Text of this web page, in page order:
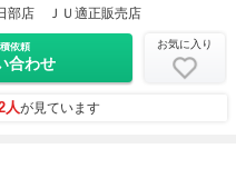
部店 ＪＵ適正販売店
依頼
合わせ
お気に入り
人が見ています